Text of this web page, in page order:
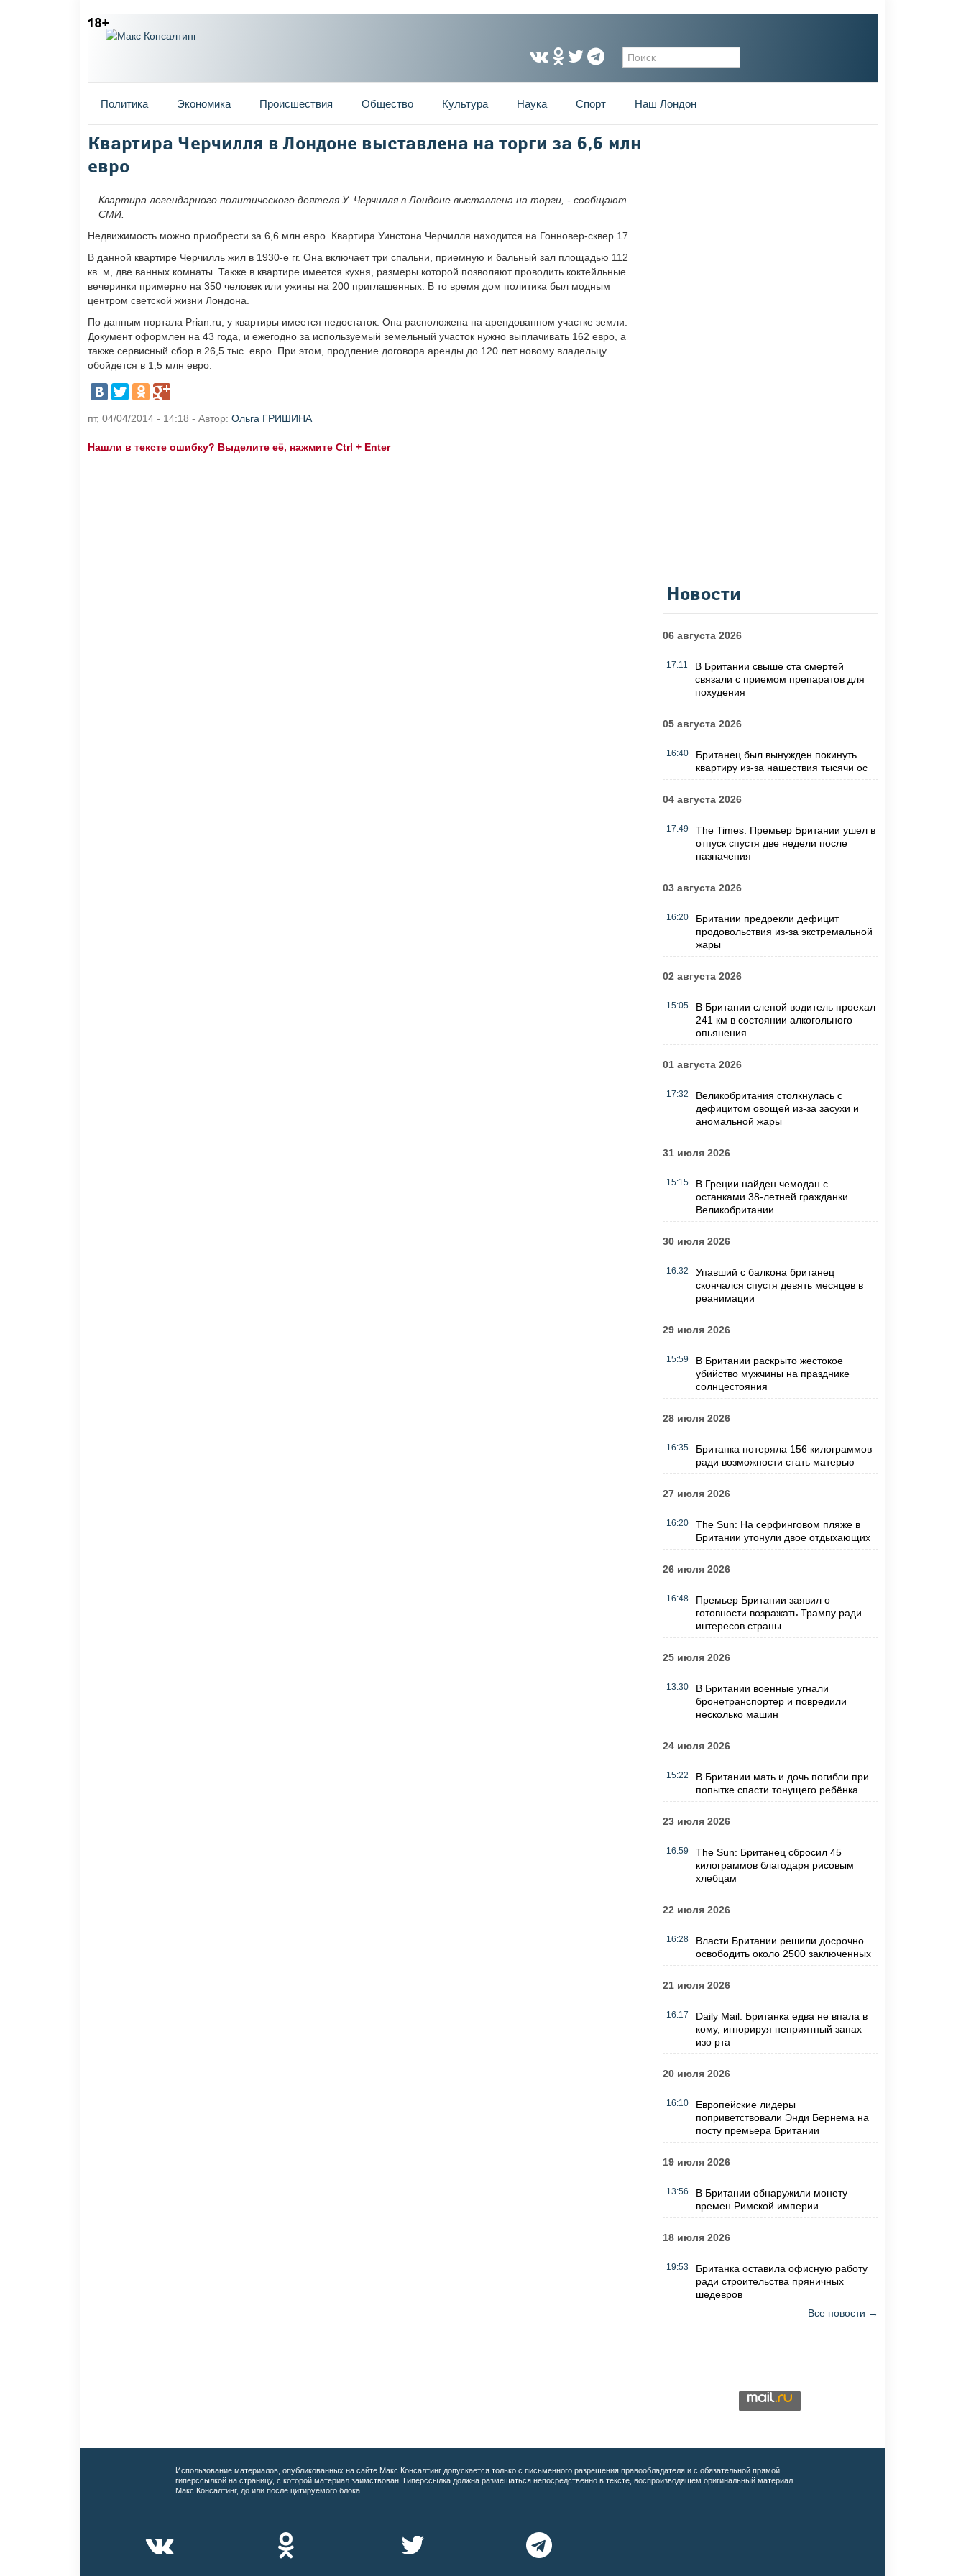
Форма поиска
Главное меню
Политика Экономика Происшествия Общество Культура Наука Спорт Наш Лондон
Вы здесь
Квартира Черчилля в Лондоне выставлена на торги за 6,6 млн
евро
Квартира легендарного политического деятеля У. Черчилля в Лондоне выставлена на торги, - сообщают
СМИ.
Недвижимость можно приобрести за 6,6 млн евро. Квартира Уинстона Черчилля находится на Гонновер-сквер 17.
В данной квартире Черчилль жил в 1930-е гг. Она включает три спальни, приемную и бальный зал площадью 112
кв. м, две ванных комнаты. Также в квартире имеется кухня, размеры которой позволяют проводить коктейльные
вечеринки примерно на 350 человек или ужины на 200 приглашенных. В то время дом политика был модным
центром светской жизни Лондона.
По данным портала Prian.ru, у квартиры имеется недостаток. Она расположена на арендованном участке земли.
Документ оформлен на 43 года, и ежегодно за используемый земельный участок нужно выплачивать 162 евро, а
также сервисный сбор в 26,5 тыс. евро. При этом, продление договора аренды до 120 лет новому владельцу
обойдется в 1,5 млн евро.
пт, 04/04/2014 - 14:18 - Автор: Ольга ГРИШИНА
Нашли в тексте ошибку? Выделите её, нажмите Ctrl + Enter
Новости
06 августа 2026
17:11
В Британии свыше ста смертей
связали с приемом препаратов для
похудения
05 августа 2026
16:40
Британец был вынужден покинуть
квартиру из-за нашествия тысячи ос
04 августа 2026
17:49
The Times: Премьер Британии ушел в
отпуск спустя две недели после
назначения
03 августа 2026
16:20
Британии предрекли дефицит
продовольствия из-за экстремальной
жары
02 августа 2026
15:05
В Британии слепой водитель проехал
241 км в состоянии алкогольного
опьянения
01 августа 2026
17:32
Великобритания столкнулась с
дефицитом овощей из-за засухи и
аномальной жары
31 июля 2026
15:15
В Греции найден чемодан с
останками 38-летней гражданки
Великобритании
30 июля 2026
16:32
Упавший с балкона британец
скончался спустя девять месяцев в
реанимации
29 июля 2026
15:59
В Британии раскрыто жестокое
убийство мужчины на празднике
солнцестояния
28 июля 2026
16:35
Британка потеряла 156 килограммов
ради возможности стать матерью
27 июля 2026
16:20
The Sun: На серфинговом пляже в
Британии утонули двое отдыхающих
26 июля 2026
16:48
Премьер Британии заявил о
готовности возражать Трампу ради
интересов страны
25 июля 2026
13:30
В Британии военные угнали
бронетранспортер и повредили
несколько машин
24 июля 2026
15:22
В Британии мать и дочь погибли при
попытке спасти тонущего ребёнка
23 июля 2026
16:59
The Sun: Британец сбросил 45
килограммов благодаря рисовым
хлебцам
22 июля 2026
16:28
Власти Британии решили досрочно
освободить около 2500 заключенных
21 июля 2026
16:17
Daily Mail: Британка едва не впала в
кому, игнорируя неприятный запах
изо рта
20 июля 2026
16:10
Европейские лидеры
поприветствовали Энди Бернема на
посту премьера Британии
19 июля 2026
13:56
В Британии обнаружили монету
времен Римской империи
18 июля 2026
19:53
Британка оставила офисную работу
ради строительства пряничных
шедевров
Все новости →
Использование материалов, опубликованных на сайте Макс Консалтинг допускается только с письменного разрешения правообладателя и с обязательной прямой
гиперссылкой на страницу, с которой материал заимствован. Гиперссылка должна размещаться непосредственно в тексте, воспроизводящем оригинальный материал
Макс Консалтинг, до или после цитируемого блока.